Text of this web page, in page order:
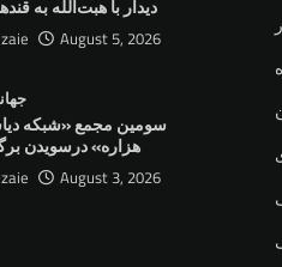
دیدار با هبت‌الله به
August 5, 2026
سومین مجمع «شبکه
هزاره» درسویدن
August 3, 2026